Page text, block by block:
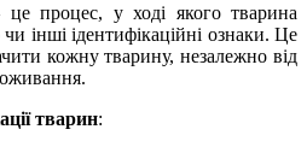
процес, у ході якого тварина
інші ідентифікаційні ознаки. Це
кожну тварину, незалежно від
тварин: